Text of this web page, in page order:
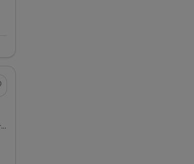
Rua Fonte da Luz, Foz Velha, Aldoar, Foz do Douro e Nevogilde, Porto, Porto